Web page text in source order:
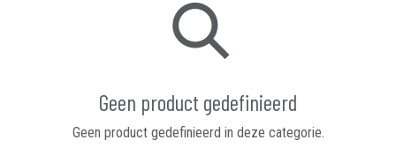
Geen product gedefinieerd
Geen product gedefinieerd in deze categorie.